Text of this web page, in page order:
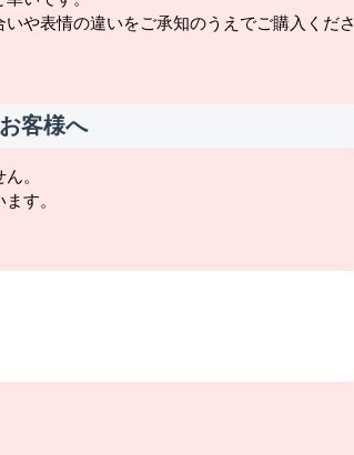
や表情の違いをご承知のうえでご購入くださ
客様へ
。
す。